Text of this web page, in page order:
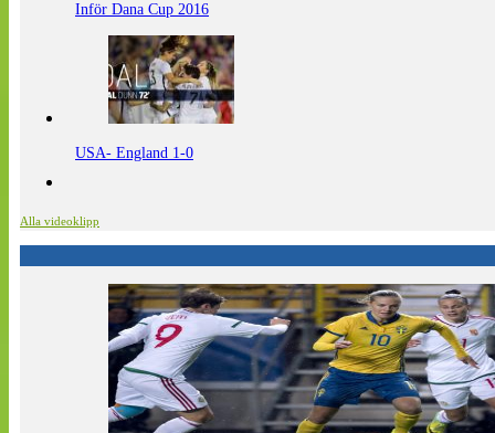
Inför Dana Cup 2016
USA- England 1-0
Alla videoklipp